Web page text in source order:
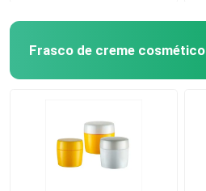
Frasco de creme cosmético